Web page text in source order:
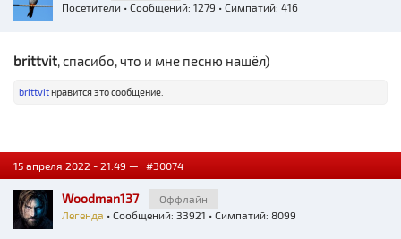
Посетители • Сообщений: 1279 • Симпатий: 416
brittvit, спасибо, что и мне песню нашёл)
brittvitнравится это сообщение.
15 апреля 2022 - 21:49 — #30074
Woodman137
Оффлайн
Легенда • Сообщений: 33921 • Симпатий: 8099